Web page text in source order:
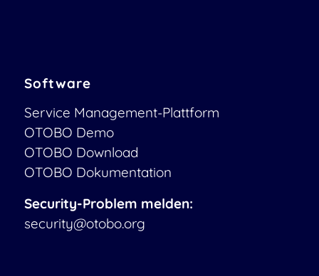
Software
Service Management-Plattform
OTOBO Demo
OTOBO Download
OTOBO Dokumentation
Security-Problem melden:
security@otobo.org